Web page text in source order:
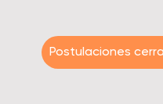
Postulaciones